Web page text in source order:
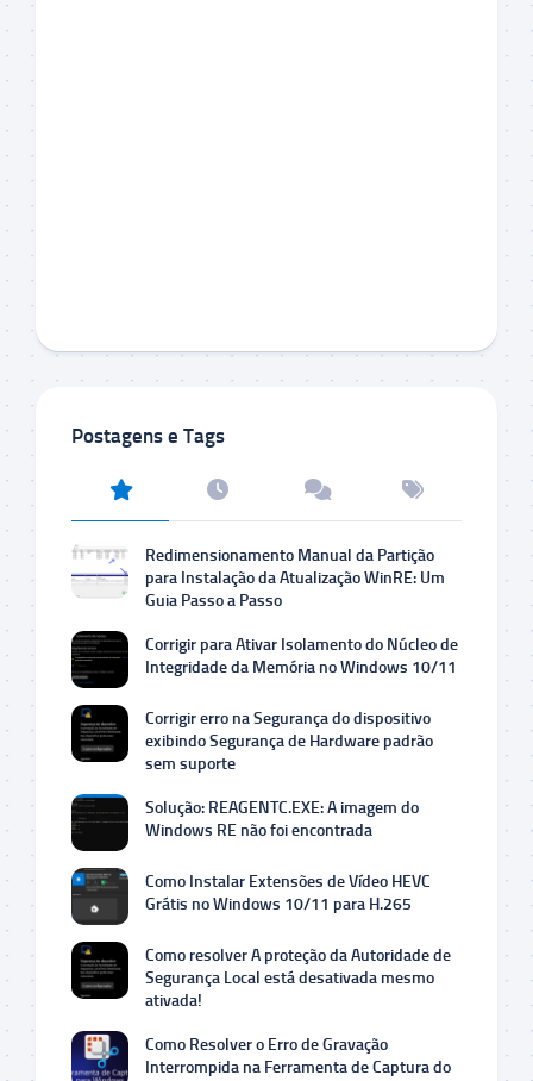
Postagens e Tags
Redimensionamento Manual da Partição
para Instalação da Atualização WinRE: Um
Guia Passo a Passo
Corrigir para Ativar Isolamento do Núcleo de
Integridade da Memória no Windows 10/11
Corrigir erro na Segurança do dispositivo
exibindo Segurança de Hardware padrão
sem suporte
Solução: REAGENTC.EXE: A imagem do
Windows RE não foi encontrada
Como Instalar Extensões de Vídeo HEVC
Grátis no Windows 10/11 para H.265
Como resolver A proteção da Autoridade de
Segurança Local está desativada mesmo
ativada!
Como Resolver o Erro de Gravação
Interrompida na Ferramenta de Captura do